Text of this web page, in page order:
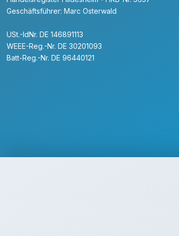
Geschäftsführer: Marc Osterwald
USt.-IdNr. DE 146891113
WEEE-Reg.-Nr. DE 30201093
Batt-Reg.-Nr. DE 96440121